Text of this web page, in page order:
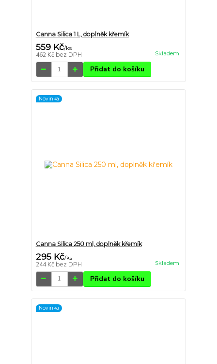
Canna Silica 1 L, doplněk křemík
559 Kč/ks
462 Kč bez DPH Skladem
Přidat do košíku
Novinka
Canna Silica 250 ml, doplněk křemík
295 Kč/ks
244 Kč bez DPH Skladem
Přidat do košíku
Novinka